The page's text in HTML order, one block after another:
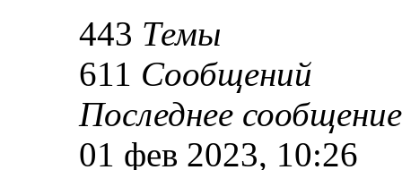
443 Темы
611 Сообщений
Последнее сообщение
01 фев 2023, 10:26